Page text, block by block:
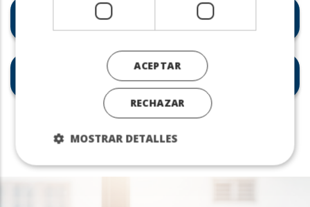
Coordinación centralizada,
ejecución local
Diseño de una EVP (Propuesta
de Valor) sólida
ACEPTAR
RECHAZAR
MOSTRAR DETALLES